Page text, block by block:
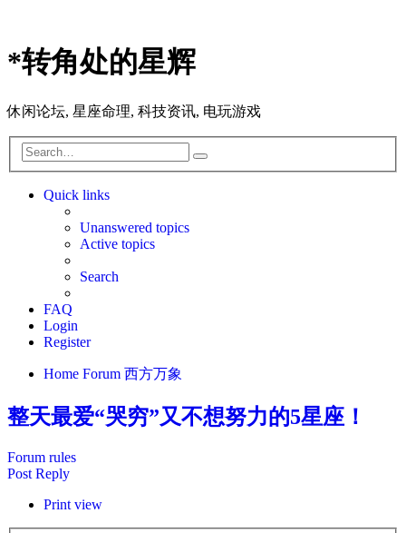
*转角处的星辉
休闲论坛, 星座命理, 科技资讯, 电玩游戏
Search
Quick links
Unanswered topics
Active topics
Search
FAQ
Login
Register
Home Forum 西方万象
整天最爱“哭穷”又不想努力的5星座！
Forum rules
Post Reply
Print view